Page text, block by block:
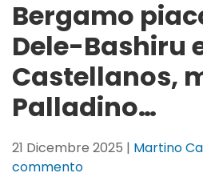
Bergamo
Dele-Bashiru
Castellanos,
Palladino…
21 Dicembre 2025 | Martino
commentosu